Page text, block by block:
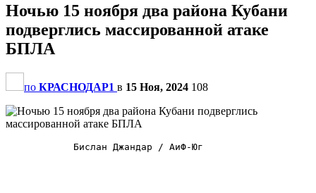
Ночью 15 ноября два района Кубани
подверглись массированной атаке
БПЛА
по КРАСНОДАР1 в 15 Ноя, 2024 108
            Бислан Джандар / АиФ-Юг